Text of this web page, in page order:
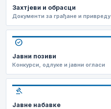
Захтјеви и обрасци
Документи за грађане и привреду
check_circle
Јавни позиви
Конкурси, одлуке и јавни огласи
gavel
Јавне набавке